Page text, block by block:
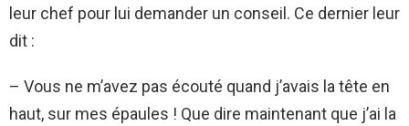
leur chef pour lui demander un conseil. Ce dernier leur
dit :
– Vous ne m’avez pas écouté quand j’avais la tête en
haut, sur mes épaules ! Que dire maintenant que j’ai la